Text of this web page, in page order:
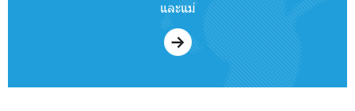
และแม่